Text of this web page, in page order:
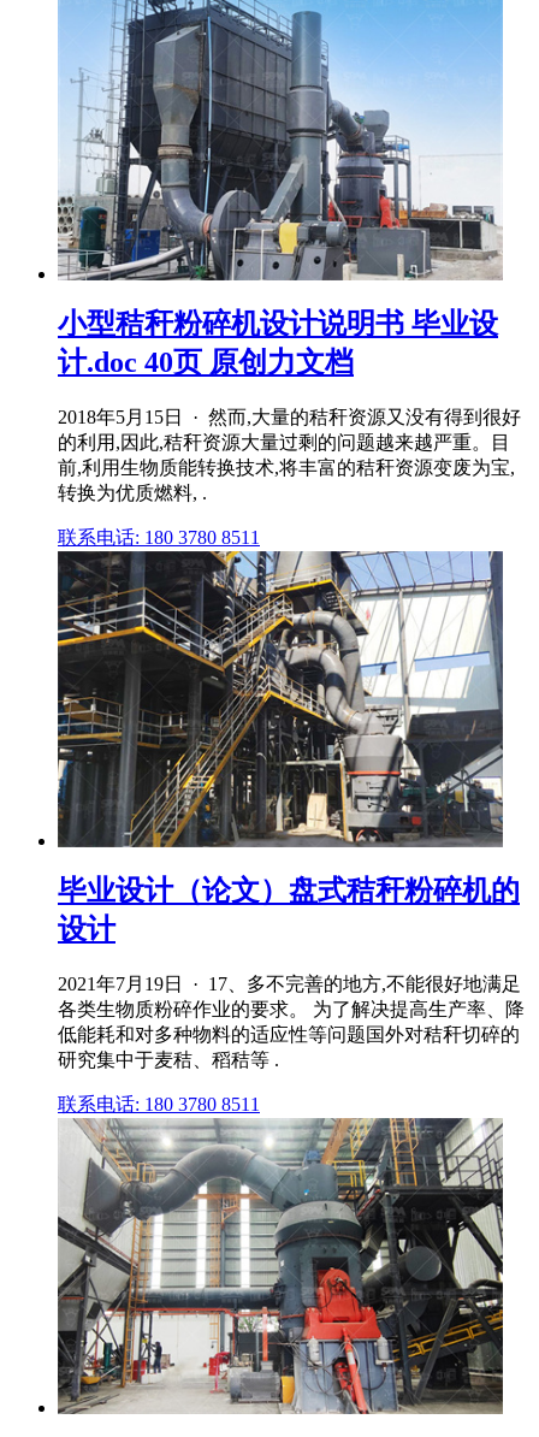
小型秸秆粉碎机设计说明书 毕业设
计.doc 40页 原创力文档
2018年5月15日 · 然而,大量的秸秆资源又没有得到很好
的利用,因此,秸秆资源大量过剩的问题越来越严重。目
前,利用生物质能转换技术,将丰富的秸秆资源变废为宝,
转换为优质燃料, .
联系电话: 180 3780 8511
毕业设计（论文）盘式秸秆粉碎机的
设计
2021年7月19日 · 17、多不完善的地方,不能很好地满足
各类生物质粉碎作业的要求。 为了解决提高生产率、降
低能耗和对多种物料的适应性等问题国外对秸秆切碎的
研究集中于麦秸、稻秸等 .
联系电话: 180 3780 8511